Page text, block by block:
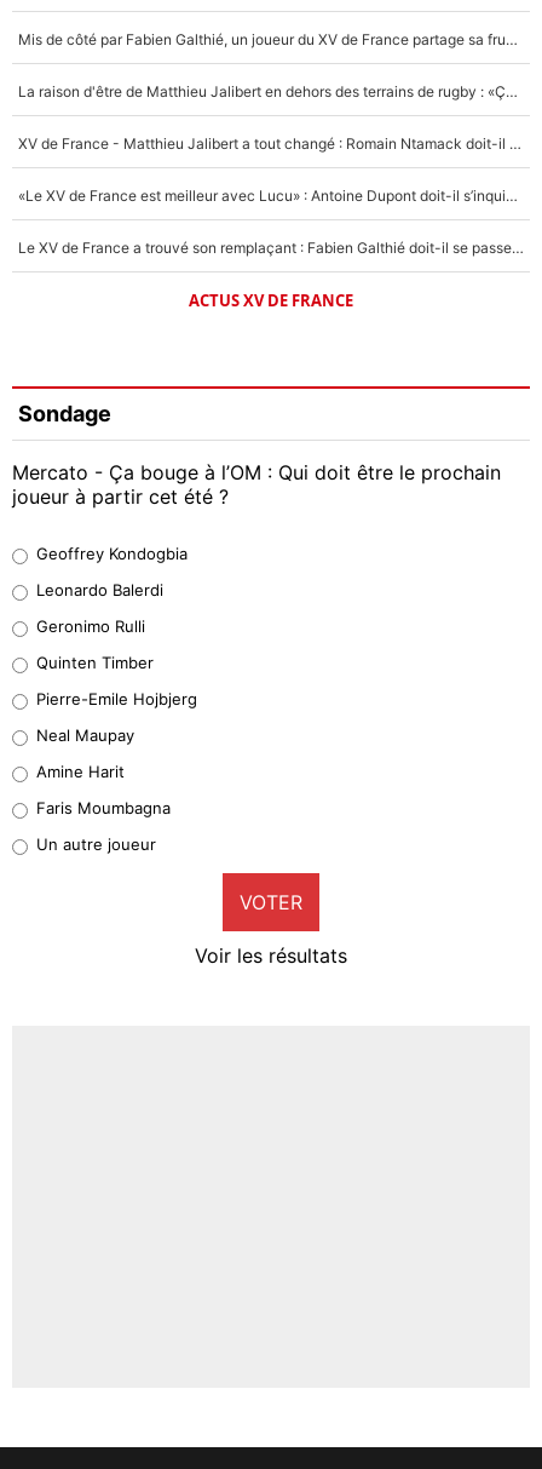
Mis de côté par Fabien Galthié, un joueur du XV de France partage sa frustration : «ils ne me l’ont pas dit tout de suite»
La raison d'être de Matthieu Jalibert en dehors des terrains de rugby : «Ça m'atteint autant que si tu touches à un membre de ma famille»
XV de France - Matthieu Jalibert a tout changé : Romain Ntamack doit-il s’inquiéter pour sa place à un an de la Coupe du monde ?
«Le XV de France est meilleur avec Lucu» : Antoine Dupont doit-il s’inquiéter pour sa place ?
Le XV de France a trouvé son remplaçant : Fabien Galthié doit-il se passer d'Antoine Dupont ?
ACTUS XV DE FRANCE
Sondage
Mercato - Ça bouge à l’OM : Qui doit être le prochain
joueur à partir cet été ?
38%
32%
5%
1%
9%
Geoffrey Kondogbia
Leonardo Balerdi
Geronimo Rulli
Quinten Timber
Pierre-Emile Hojbjerg
Neal Maupay
Amine Harit
Faris Moumbagna
Un autre joueur
VOTER
Voir les résultats